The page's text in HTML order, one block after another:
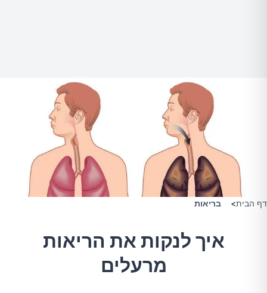
דף הבית> בריאות
איך לנקות את הריאות
מרעלים